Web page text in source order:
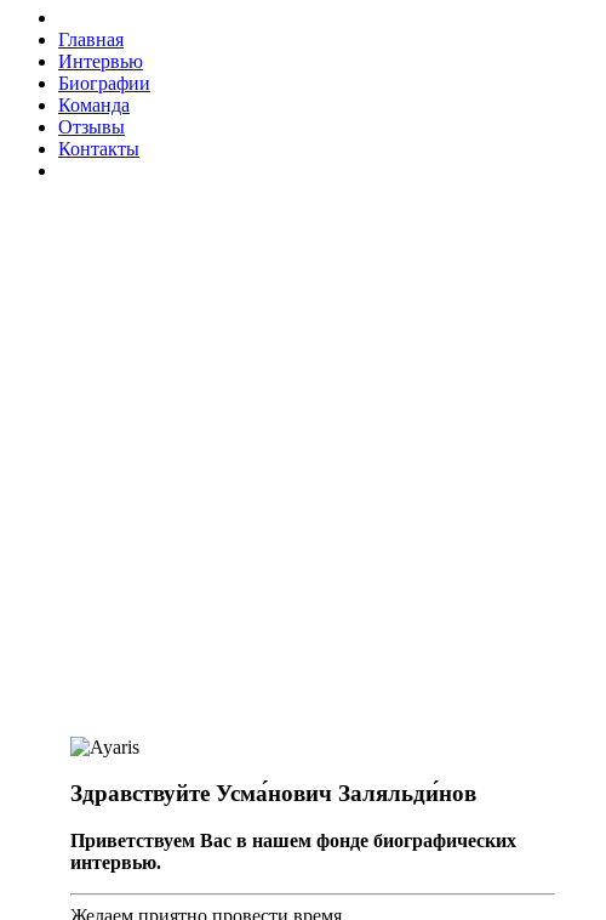
Главная
Интервью
Биографии
Команда
Отзывы
Контакты
Здравствуйте Усма́нович Заляльди́нов
Приветствуем Вас в нашем фонде биографических
интервью.
Желаем приятно провести время.